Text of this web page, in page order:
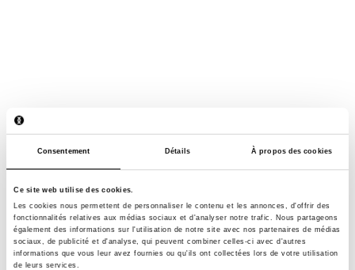
Consentement Détails À propos des cookies
Ce site web utilise des cookies.
Les cookies nous permettent de personnaliser le contenu et les annonces, d'offrir des
fonctionnalités relatives aux médias sociaux et d'analyser notre trafic. Nous partageons
également des informations sur l'utilisation de notre site avec nos partenaires de médias
sociaux, de publicité et d'analyse, qui peuvent combiner celles-ci avec d'autres
informations que vous leur avez fournies ou qu'ils ont collectées lors de votre utilisation
de leurs services.